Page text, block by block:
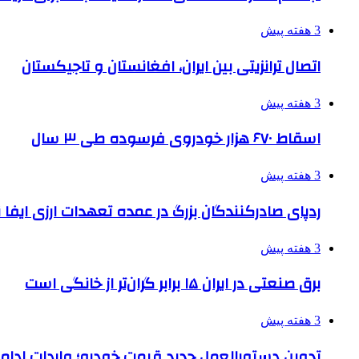
3 هفته پیش
اتصال ترانزیتی بین ایران، افغانستان و تاجیکستان
3 هفته پیش
اسقاط ۶۷۰ هزار خودروی فرسوده طی ۳ سال
3 هفته پیش
ردپای صادرکنندگان بزرگ در عمده تعهدات ارزی
3 هفته پیش
برق صنعتی در ایران ۱۵ برابر گران‌تر از خانگی است
3 هفته پیش